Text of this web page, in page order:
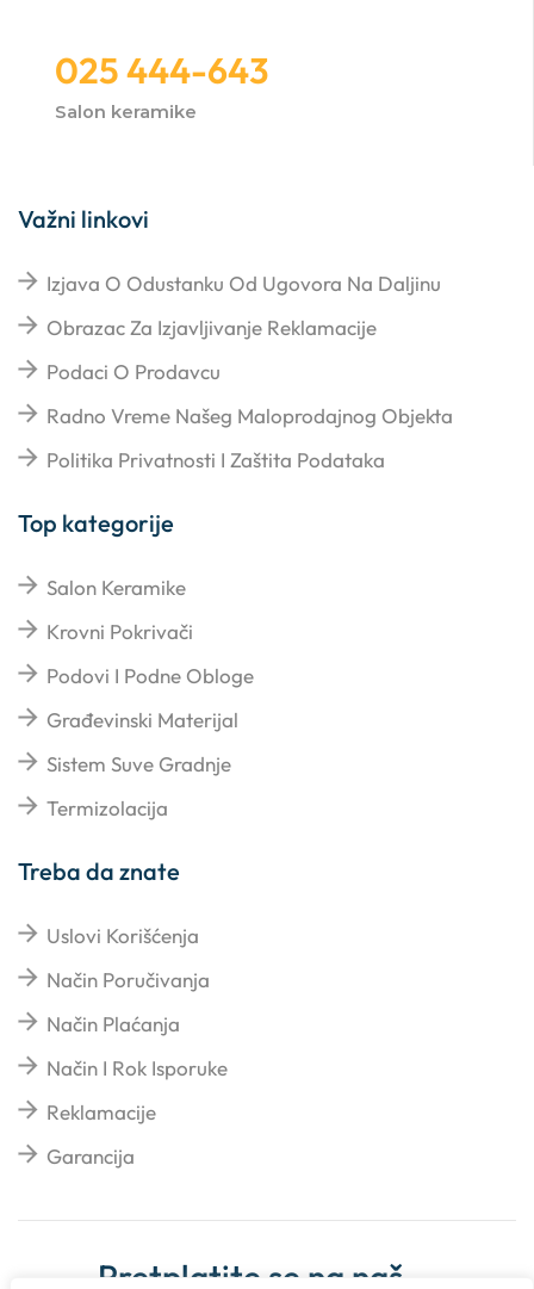
025 444-643
Salon keramike
Važni linkovi
Izjava O Odustanku Od Ugovora Na Daljinu
Obrazac Za Izjavljivanje Reklamacije
Podaci O Prodavcu
Radno Vreme Našeg Maloprodajnog Objekta
Politika Privatnosti I Zaštita Podataka
Top kategorije
Salon Keramike
Krovni Pokrivači
Podovi I Podne Obloge
Građevinski Materijal
Sistem Suve Gradnje
Termizolacija
Treba da znate
Uslovi Korišćenja
Način Poručivanja
Način Plaćanja
Način I Rok Isporuke
Reklamacije
Garancija
Pretplatite se na naš